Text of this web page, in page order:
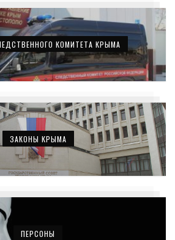
КОМИТЕТА КРЫМА
ЗАКОНЫ КРЫМА
ПЕРСОНЫ